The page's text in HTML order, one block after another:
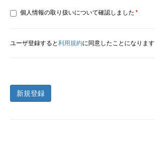
個人情報の取り扱いについて確認しました
ユーザ登録すると利用規約に同意したことになります
新規登録